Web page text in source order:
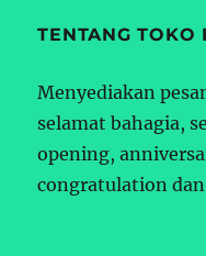
TENTANG TOKO
Menyediakan
selamat bahagia,
opening,
congratulation